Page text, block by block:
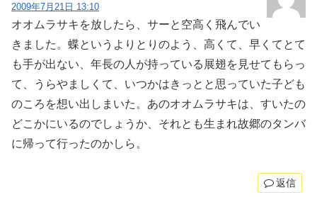
2009年7月21日 13:10
オオムラサキを放したら、サーと空高く飛んでい
きました。蝶というよりとりのよう、高くて、早くてとて
も手が出ない、年長の人が持っている展翅を見せてもらっ
て、うらやましくて、いつかはきっとと思っていた子ども
のころを想い出しまいた。あのオオムラサキは、すいたの
どこかにいるのでしょうか、それとも生まれ故郷のタンバ
に帰って行ったのかしら。
返信